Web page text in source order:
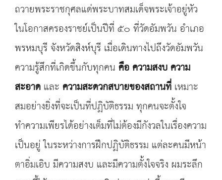
ถวายพระราชกุศลแด่พระบาทสมเด็จพระเจ้าอยู่หัว
ในโอกาสครองราชย์เป็นปีที่ ๕๐ ที่วัดอัมพวัน อำเภอ
พรหมบุรี จังหวัดสิงห์บุรี เมื่อเดินทางไปถึงวัดอัมพวัน
ความรู้สึกที่เกิดขึ้นกับทุกคน คือ ความสงบ ความ
สะอาดและ ความสะดวกสบายของสถานที่เหมาะ
สมอย่างยิ่งที่จะเป็นที่ปฏิบัติธรรม ทุกคนจะตั้งใจ
ทำความเพียรได้อย่างเต็มที่ไม่ต้องมีกังวลในเรื่องความ
เป็นอยู่ ในระหว่างการฝึกปฏิบัติธรรม แต่ละคนมีหน้า
ตาอิ่มเอิบ มีความสงบ และมีความตั้งใจจริง ผมระลึก